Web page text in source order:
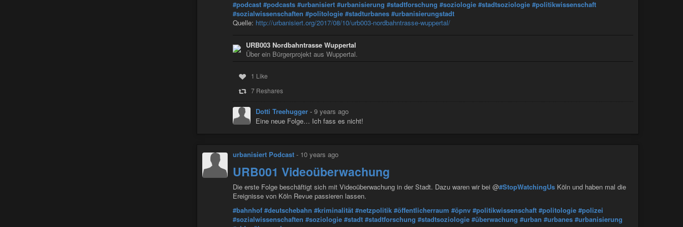
#podcast #podcasts #urbanisiert #urbanisierung #stadtforschung #soziologie #stadtsoziologie #politikwissenschaft
#sozialwissenschaften #politologie #stadturbanes #urbanisierungstadt
Quelle: http://urbanisiert.org/2017/08/10/urb003-nordbahntrasse-wuppertal/
URB003 Nordbahntrasse Wuppertal
Über ein Bürgerprojekt aus Wuppertal.
1 Like
7 Reshares
Dotti Treehugger - 9 years ago
Eine neue Folge… Ich fass es nicht!
urbanisiert Podcast - 10 years ago
URB001 Videoüberwachung
Die erste Folge beschäftigt sich mit Videoüberwachung in der Stadt. Dazu waren wir bei @#StopWatchingUs Köln und haben mal die
Ereignisse von Köln Revue passieren lassen.
#bahnhof #deutschebahn #kriminalität #netzpolitik #öffentlicherraum #öpnv #politikwissenschaft #politologie #polizei
#sozialwissenschaften #soziologie #stadt #stadtforschung #stadtsoziologie #überwachung #urban #urbanes #urbanisierung